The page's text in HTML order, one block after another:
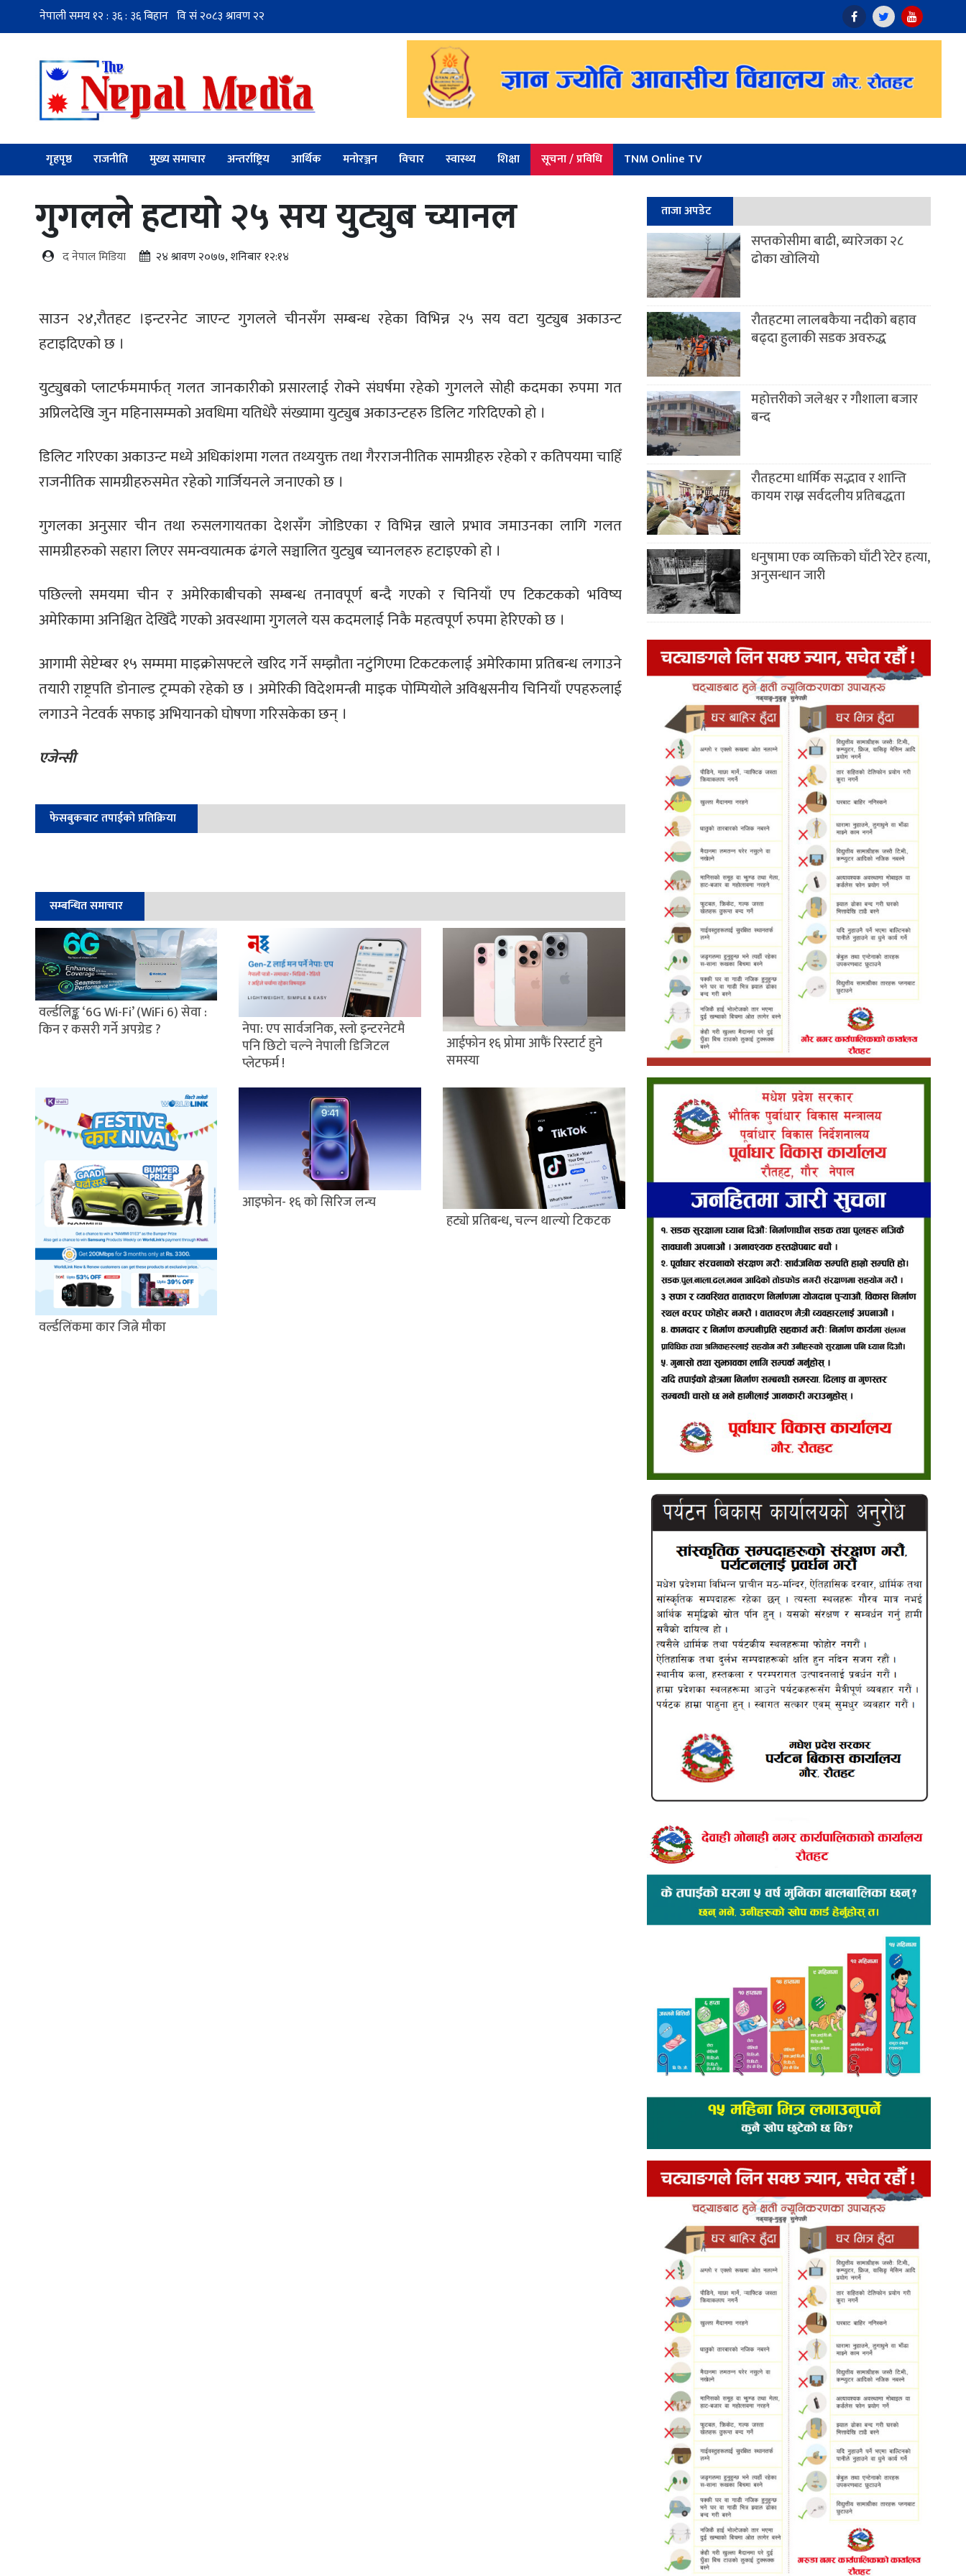
गृहपृष्ठ राजनीति मुख्य समाचार अन्तर्राष्ट्रिय आर्थिक मनोरञ्जन विचार स्वास्थ्य शिक्षा सूचना / प्रविधि TNM Online TV
गुगलले हटायो २५ सय युट्युब च्यानल
द नेपाल मिडिया २४ श्रावण २०७७, शनिबार १२:१४
साउन २४,रौतहट ।इन्टरनेट जाएन्ट गुगलले चीनसँग सम्बन्ध रहेका विभिन्न २५ सय वटा युट्युब अकाउन्ट
हटाइदिएको छ ।
युट्युबको प्लाटर्फममार्फत् गलत जानकारीको प्रसारलाई रोक्ने संघर्षमा रहेको गुगलले सोही कदमका रुपमा गत
अप्रिलदेखि जुन महिनासम्मको अवधिमा यतिधेरै संख्यामा युट्युब अकाउन्टहरु डिलिट गरिदिएको हो ।
डिलिट गरिएका अकाउन्ट मध्ये अधिकांशमा गलत तथ्ययुक्त तथा गैरराजनीतिक सामग्रीहरु रहेको र कतिपयमा चाहिँ
राजनीतिक सामग्रीहरुसमेत रहेको गार्जियनले जनाएको छ ।
गुगलका अनुसार चीन तथा रुसलगायतका देशसँग जोडिएका र विभिन्न खाले प्रभाव जमाउनका लागि गलत
सामग्रीहरुको सहारा लिएर समन्वयात्मक ढंगले सञ्चालित युट्युब च्यानलहरु हटाइएको हो ।
पछिल्लो समयमा चीन र अमेरिकाबीचको सम्बन्ध तनावपूर्ण बन्दै गएको र चिनियाँ एप टिकटकको भविष्य
अमेरिकामा अनिश्चित देखिँदै गएको अवस्थामा गुगलले यस कदमलाई निकै महत्वपूर्ण रुपमा हेरिएको छ ।
आगामी सेप्टेम्बर १५ सम्ममा माइक्रोसफ्टले खरिद गर्ने सम्झौता नटुंगिएमा टिकटकलाई अमेरिकामा प्रतिबन्ध लगाउने
तयारी राष्ट्रपति डोनाल्ड ट्रम्पको रहेको छ । अमेरिकी विदेशमन्त्री माइक पोम्पियोले अविश्वसनीय चिनियाँ एपहरुलाई
लगाउने नेटवर्क सफाइ अभियानको घोषणा गरिसकेका छन् ।
एजेन्सी
फेसबुकबाट तपाईको प्रतिक्रिया
सम्बन्धित समाचार
वर्ल्डलिङ्क ‘6G Wi-Fi’ (WiFi 6) सेवा :
किन र कसरी गर्ने अपग्रेड ?
नेपा: एप सार्वजनिक, स्लो इन्टरनेटमै
पनि छिटो चल्ने नेपाली डिजिटल
प्लेटफर्म !
आईफोन १६ प्रोमा आफैं रिस्टार्ट हुने
समस्या
वर्ल्डलिंकमा कार जित्ने मौका
आइफोन- १६ को सिरिज लन्च
हट्यो प्रतिबन्ध, चल्न थाल्यो टिकटक
ताजा अपडेट
सप्तकोसीमा बाढी, ब्यारेजका २८
ढोका खोलियो
रौतहटमा लालबकैया नदीको बहाव
बढ्दा हुलाकी सडक अवरुद्ध
महोत्तरीको जलेश्वर र गौशाला बजार
बन्द
रौतहटमा धार्मिक सद्भाव र शान्ति
कायम राख्न सर्वदलीय प्रतिबद्धता
धनुषामा एक व्यक्तिको घाँटी रेटेर हत्या,
अनुसन्धान जारी